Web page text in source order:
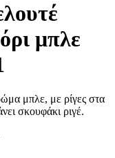
μπλε
μπλε, με ρίγες στα
σκουφάκι ριγέ.